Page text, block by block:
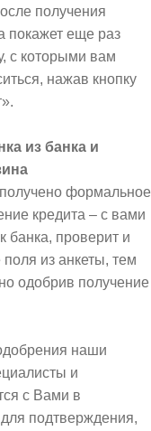
получения
покажет еще раз
с которыми вам
нажав кнопку
из банка и
получено формальное
кредита – с вами
банка, проверит и
из анкеты, тем
одобрив получение
наши
и
с Вами в
подтверждения,